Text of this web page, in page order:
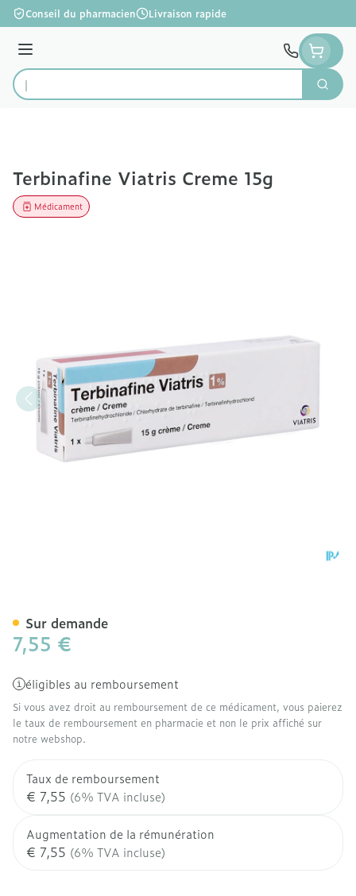
Aller au contenu
Conseil du pharmacien Livraison rapide
Menu
Rechercher
Terbinafine Viatris Creme 15g
Médicament
7,55 €
éligibles au remboursement
Si vous avez droit au remboursement de ce médicament, vous paierez
le taux de remboursement en pharmacie et non le prix affiché sur
notre webshop.
Taux de remboursement
€ 7,55 (6% TVA incluse)
Augmentation de la rémunération
€ 7,55 (6% TVA incluse)
Sur demande